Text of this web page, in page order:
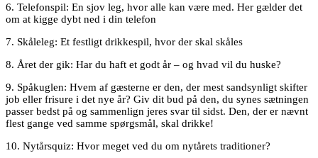
6. Telefonspil: En sjov leg, hvor alle kan være med. Her gælder det
om at kigge dybt ned i din telefon
7. Skåleleg: Et festligt drikkespil, hvor der skal skåles
8. Året der gik: Har du haft et godt år – og hvad vil du huske?
9. Spåkuglen: Hvem af gæsterne er den, der mest sandsynligt skifter
job eller frisure i det nye år? Giv dit bud på den, du synes sætningen
passer bedst på og sammenlign jeres svar til sidst. Den, der er nævnt
flest gange ved samme spørgsmål, skal drikke!
10. Nytårsquiz: Hvor meget ved du om nytårets traditioner?